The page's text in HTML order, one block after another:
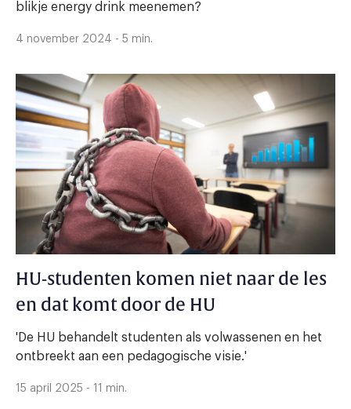
blikje energy drink meenemen?
4 november 2024 - 5 min.
HU-studenten komen niet naar de les
en dat komt door de HU
'De HU behandelt studenten als volwassenen en het
ontbreekt aan een pedagogische visie.'
15 april 2025 - 11 min.